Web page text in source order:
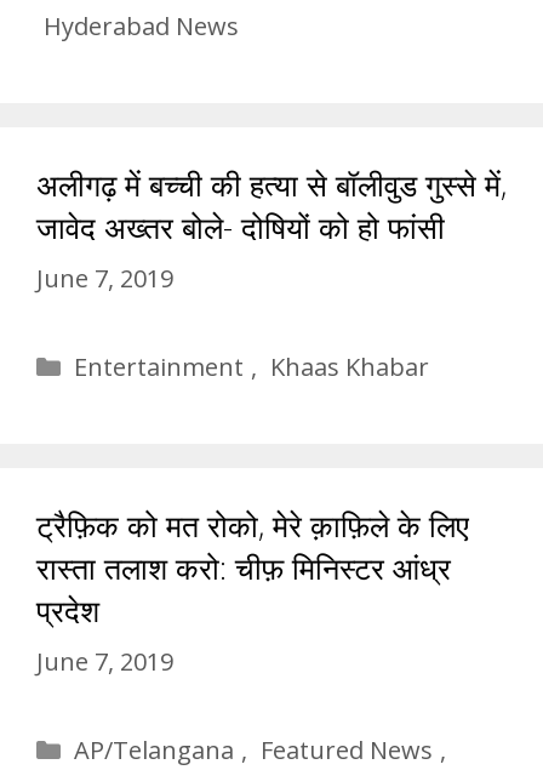
Hyderabad News
अलीगढ़ में बच्ची की हत्या से बॉलीवुड गुस्से में,
जावेद अख्तर बोले- दोषियों को हो फांसी
June 7, 2019
Categories
Entertainment , Khaas Khabar
ट्रैफ़िक को मत रोको, मेरे क़ाफ़िले के लिए
रास्ता तलाश करो: चीफ़ मिनिस्टर आंध्र
प्रदेश
June 7, 2019
Categories
AP/Telangana , Featured News ,